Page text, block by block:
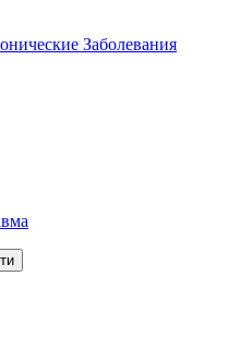
Заболевания